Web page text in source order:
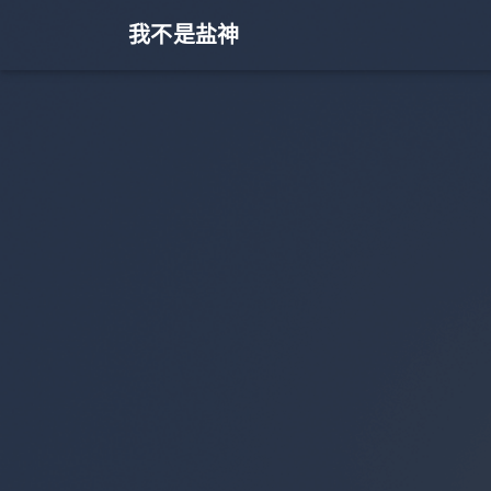
我不是盐神